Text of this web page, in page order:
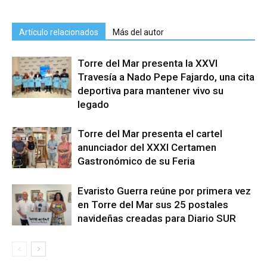
Artículo relacionados Más del autor
Torre del Mar presenta la XXVI
Travesía a Nado Pepe Fajardo, una cita
deportiva para mantener vivo su
legado
Torre del Mar presenta el cartel
anunciador del XXXI Certamen
Gastronómico de su Feria
Evaristo Guerra reúne por primera vez
en Torre del Mar sus 25 postales
navideñas creadas para Diario SUR